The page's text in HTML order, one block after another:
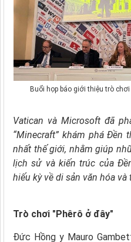
Buổi họp báo giới thiệu trò
Vatican và Microsoft đã
“Minecraft” khám phá Đền
nhất thế giới, nhằm giúp
lịch sử và kiến trúc của
hiếu kỳ về di sản văn hóa và
Trò chơi "Phêrô ở đây"
Đức Hồng y Mauro